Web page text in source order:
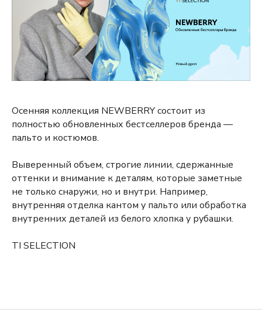
Осенняя коллекция NEWBERRY состоит из
полностью обновленных бестселлеров бренда —
пальто и костюмов.
Выверенный объем, строгие линии, сдержанные
оттенки и внимание к деталям, которые заметные
не только снаружи, но и внутри. Например,
внутренняя отделка кантом у пальто или обработка
внутренних деталей из белого хлопка у рубашки.
TI SELECTION